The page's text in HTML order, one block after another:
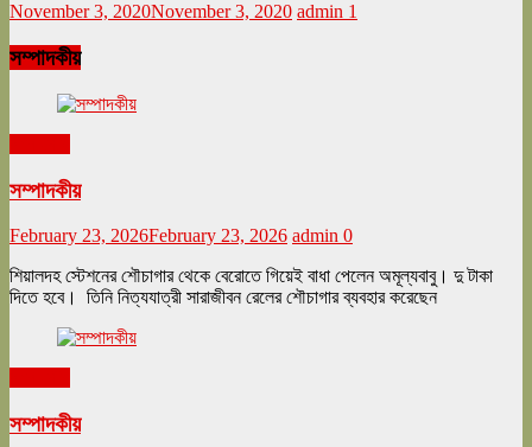
November 3, 2020November 3, 2020 admin 1
সম্পাদকীয়
সম্পাদকীয়
February 23, 2026February 23, 2026 admin 0
শিয়ালদহ স্টেশনের শৌচাগার থেকে বেরোতে গিয়েই বাধা পেলেন অমূল্যবাবু। দু টাকা
দিতে হবে। তিনি নিত্যযাত্রী সারাজীবন রেলের শৌচাগার ব্যবহার করেছেন
সম্পাদকীয়